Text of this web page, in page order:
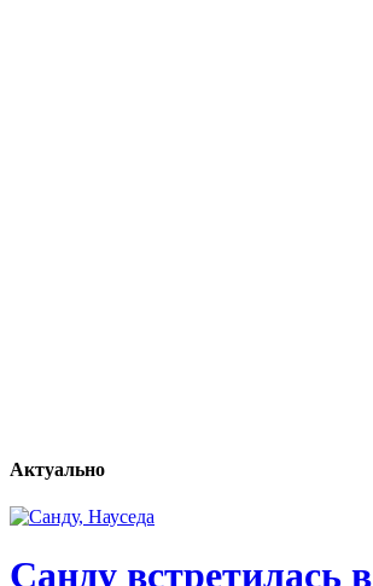
Актуально
Санду встретилась в